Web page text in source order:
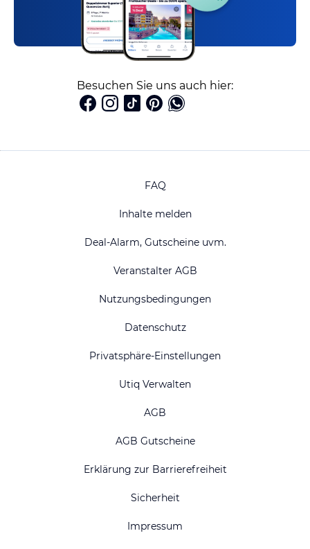
Besuchen Sie uns auch hier:
FAQ
Inhalte melden
Deal-Alarm, Gutscheine uvm.
Veranstalter AGB
Nutzungsbedingungen
Datenschutz
Privatsphäre-Einstellungen
Utiq Verwalten
AGB
AGB Gutscheine
Erklärung zur Barrierefreiheit
Sicherheit
Impressum